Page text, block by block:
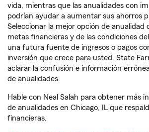
vida, mientras que las anualidades con
podrían ayudar a aumentar sus ahorros
Seleccionar la mejor opción de anualidad
metas financieras y de las condiciones
una futura fuente de ingresos o pagos
inversión que crece para usted. State
aclarar la confusión e información
de anualidades.
Hable con Neal Salah para obtener más
de anualidades en Chicago, IL que
financieras.